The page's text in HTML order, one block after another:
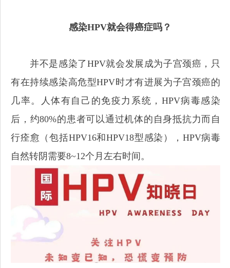
感染HPV就会得癌症吗？
并不是感染了HPV就会发展成为子宫颈癌，只
有在持续感染高危型HPV时才有进展为子宫颈癌的
几率。人体有自己的免疫力系统，HPV病毒感染
后，约80%的患者可以通过机体的自身抵抗力而自
行痊愈（包括HPV16和HPV18型感染），HPV病毒
自然转阴需要8~12个月左右时间。